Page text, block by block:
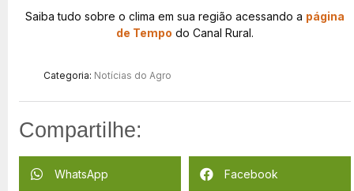
Saiba tudo sobre o clima em sua região acessando a página
de Tempo do Canal Rural.
Categoria: Notícias do Agro
Compartilhe:
WhatsApp Facebook